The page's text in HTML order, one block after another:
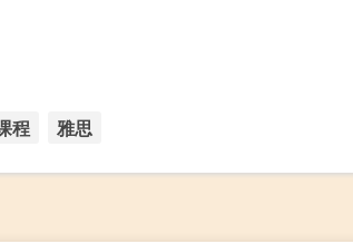
程 雅思